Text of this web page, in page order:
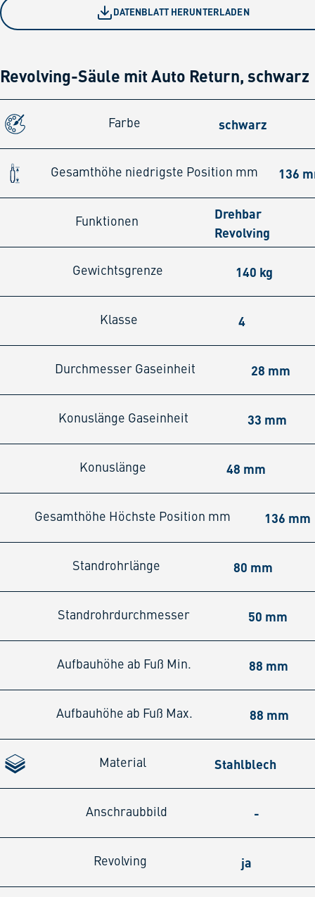
DATENBLATT HERUNTERLADEN
Revolving-Säule mit Auto Return, schwarz
Farbe schwarz
Gesamthöhe niedrigste Position mm 136
Funktionen
Drehbar
Revolving
Gewichtsgrenze 140 kg
Klasse 4
Durchmesser Gaseinheit 28 mm
Konuslänge Gaseinheit 33 mm
Konuslänge 48 mm
Gesamthöhe Höchste Position mm 136 mm
Standrohrlänge 80 mm
Standrohrdurchmesser 50 mm
Aufbauhöhe ab Fuß Min. 88 mm
Aufbauhöhe ab Fuß Max. 88 mm
Material Stahlblech
Anschraubbild -
Revolving ja